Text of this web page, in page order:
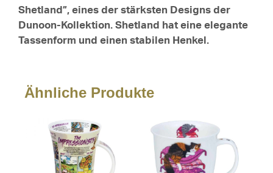
Shetland”, eines der stärksten Designs der
Dunoon-Kollektion. Shetland hat eine elegante
Tassenform und einen stabilen Henkel.
Ähnliche Produkte